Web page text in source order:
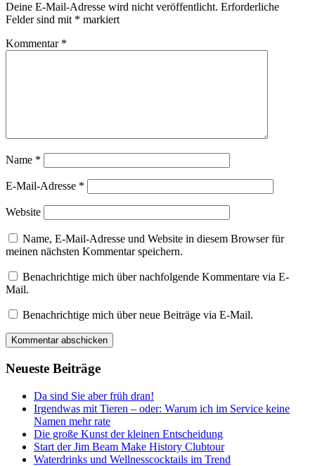
Deine E-Mail-Adresse wird nicht veröffentlicht. Erforderliche
Felder sind mit * markiert
Kommentar *
Name *
E-Mail-Adresse *
Website
Name, E-Mail-Adresse und Website in diesem Browser für
meinen nächsten Kommentar speichern.
Benachrichtige mich über nachfolgende Kommentare via E-
Mail.
Benachrichtige mich über neue Beiträge via E-Mail.
Neueste Beiträge
Da sind Sie aber früh dran!
Irgendwas mit Tieren – oder: Warum ich im Service keine
Namen mehr rate
Die große Kunst der kleinen Entscheidung
Start der Jim Beam Make History Clubtour
Waterdrinks und Wellnesscocktails im Trend